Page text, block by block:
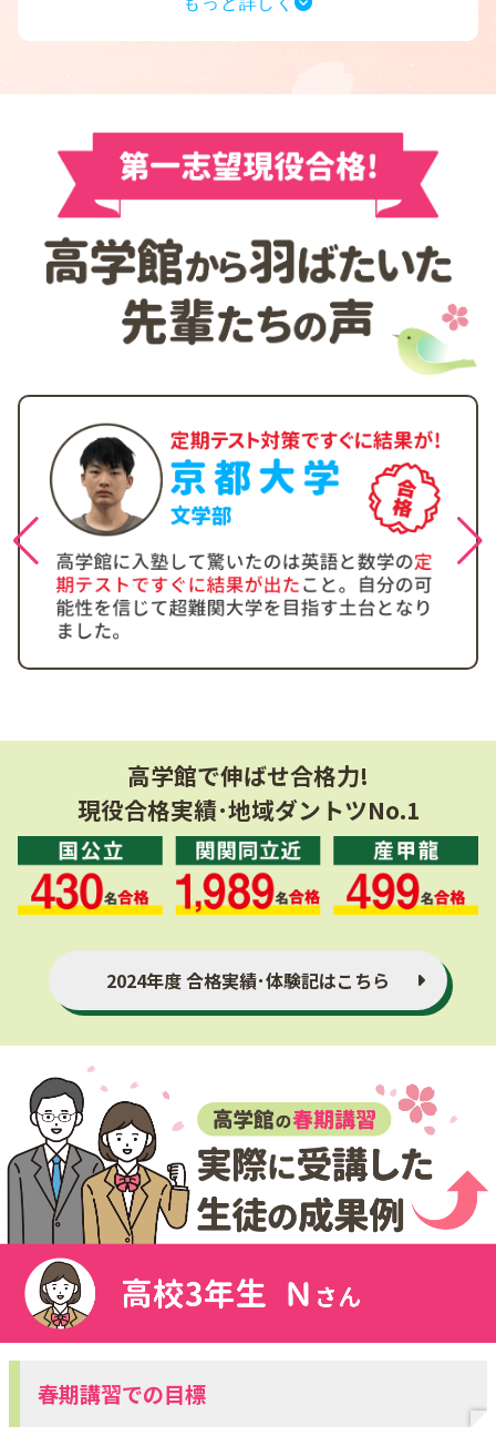
ションを維持しやすくなります。第一志望合格に向け
た戦略的学習で、日々の努力が確実に成果へとつなが
ります。
各教科ごとにレベル別の授業を組み合わせることで、
一人ひとりに最適な学習プラン
を提供します。適切な
難易度の問題と丁寧な指導で苦手分野を克服し、着実
に実力を積み上げます。無理なく効率的に学ぶこと
高学館で伸ばせ合格力!
現役合格実績･地域ダントツNo.1
2024年度 合格実績･体験記はこちら
春期講習での目標